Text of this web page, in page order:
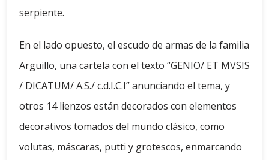
serpiente.
En el lado opuesto, el escudo de armas de la familia
Arguillo, una cartela con el texto “GENIO/ ET MVSIS
/ DICATUM/ A.S./ c.d.I.C.I” anunciando el tema, y
otros 14 lienzos están decorados con elementos
decorativos tomados del mundo clásico, como
volutas, máscaras, putti y grotescos, enmarcando